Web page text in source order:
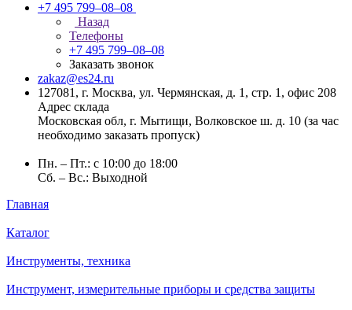
+7 495 799–08–08
Назад
Телефоны
+7 495 799–08–08
Заказать звонок
zakaz@es24.ru
127081, г. Москва, ул. Чермянская, д. 1, стр. 1, офис 208
Адрес склада
Московская обл, г. Мытищи, Волковское ш. д. 10 (за час
необходимо заказать пропуск)
Пн. – Пт.: с 10:00 до 18:00
Сб. – Вс.: Выходной
Главная
Каталог
Инструменты, техника
Инструмент, измерительные приборы и средства защиты